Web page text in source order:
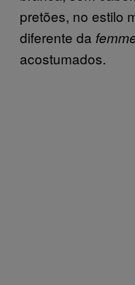
pretões, no estilo
diferente da
acostumados.